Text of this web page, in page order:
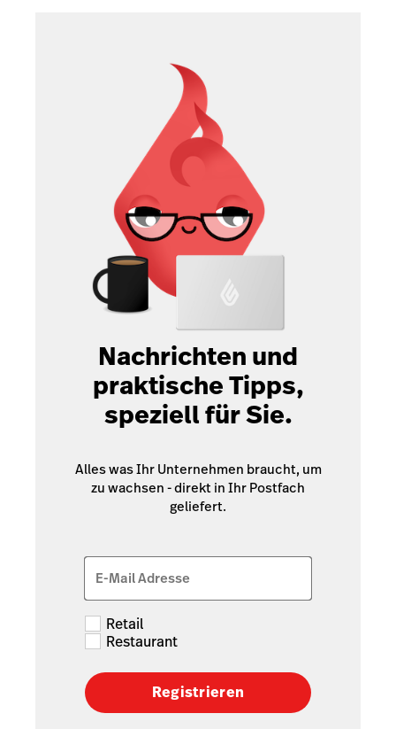
Nachrichten und
praktische Tipps,
speziell für Sie.
Alles was Ihr Unternehmen braucht, um
zu wachsen - direkt in Ihr Postfach
geliefert.
E-Mail Adresse
Retail
Restaurant
Registrieren